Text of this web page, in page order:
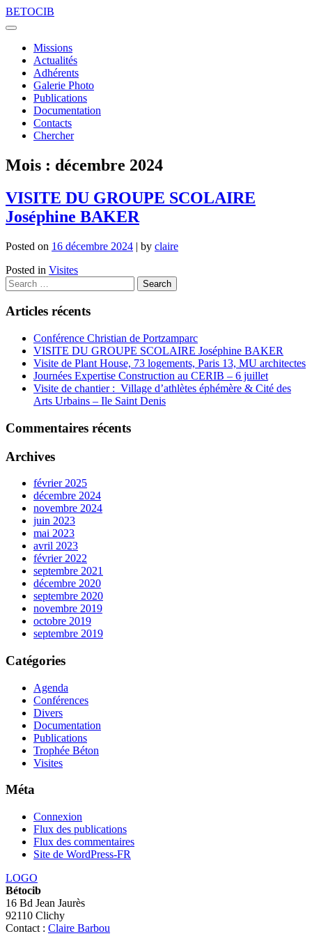
Skip
to
BETOCIB
Missions
Actualités
Adhérents
Galerie Photo
Publications
Documentation
Contacts
Chercher
Mois : décembre 2024
VISITE DU GROUPE SCOLAIRE
Joséphine BAKER
Posted on 16 décembre 2024 | by claire
Posted in Visites
Articles récents
Conférence Christian de Portzamparc
VISITE DU GROUPE SCOLAIRE Joséphine BAKER
Visite de Plant House, 73 logements, Paris 13, MU architectes
Journées Expertise Construction au CERIB – 6 juillet
Visite de chantier : Village d’athlètes éphémère & Cité des
Arts Urbains – Ile Saint Denis
Commentaires récents
Archives
février 2025
décembre 2024
novembre 2024
juin 2023
mai 2023
avril 2023
février 2022
septembre 2021
décembre 2020
septembre 2020
novembre 2019
octobre 2019
septembre 2019
Catégories
Agenda
Conférences
Divers
Documentation
Publications
Trophée Béton
Visites
Méta
Connexion
Flux des publications
Flux des commentaires
Site de WordPress-FR
LOGO
Bétocib
16 Bd Jean Jaurès
92110 Clichy
Contact : Claire Barbou